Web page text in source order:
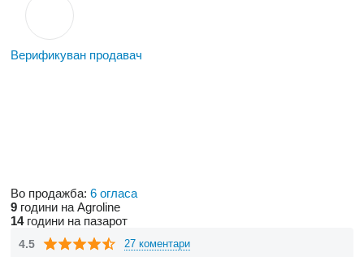
Верификуван продавач
Во продажба: 6 огласа
9 години на Agroline
14години на пазарот
4.5 27 коментари